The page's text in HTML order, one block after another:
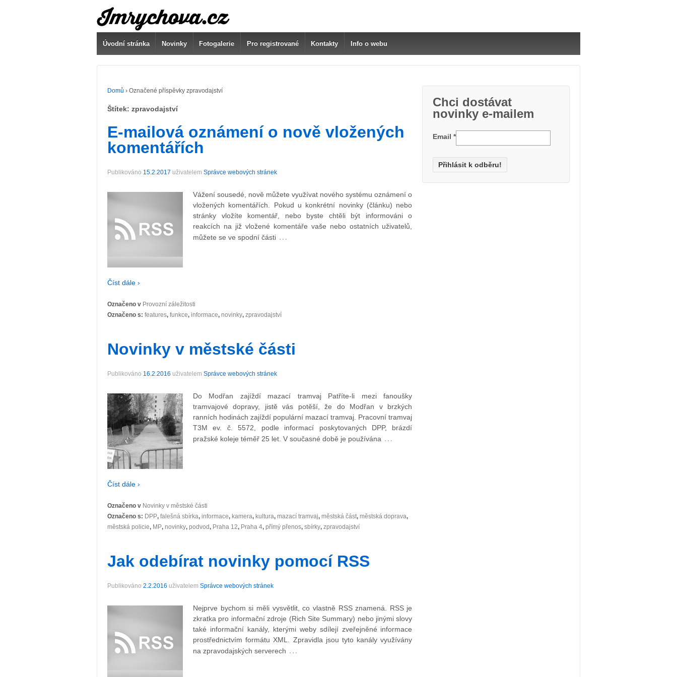
Úvodní stránka Novinky Fotogalerie Pro registrované Kontakty Info o webu
Domů › Označené příspěvky zpravodajství
Štítek: zpravodajství
E-mailová oznámení o nově vložených
komentářích
Publikováno 15.2.2017 uživatelem Správce webových stránek
Vážení sousedé, nově můžete využívat nového systému oznámení o
vložených komentářích. Pokud u konkrétní novinky (článku) nebo
stránky vložíte komentář, nebo byste chtěli být informováni o
reakcích na již vložené komentáře vaše nebo ostatních uživatelů,
můžete se ve spodní části …
Číst dále ›
Označeno v Provozní záležitosti
Označeno s: features, funkce, informace, novinky, zpravodajství
Novinky v městské části
Publikováno 16.2.2016 uživatelem Správce webových stránek
Do Modřan zajíždí mazací tramvaj Patříte-li mezi fanoušky
tramvajové dopravy, jistě vás potěší, že do Modřan v brzkých
ranních hodinách zajíždí populární mazací tramvaj. Pracovní tramvaj
T3M ev. č. 5572, podle informací poskytovaných DPP, brázdí
pražské koleje téměř 25 let. V současné době je používána …
Číst dále ›
Označeno v Novinky v městské části
Označeno s: DPP, falešná sbírka, informace, kamera, kultura, mazací tramvaj, městská část, městská doprava,
městská policie, MP, novinky, podvod, Praha 12, Praha 4, přímý přenos, sbírky, zpravodajství
Jak odebírat novinky pomocí RSS
Publikováno 2.2.2016 uživatelem Správce webových stránek
Nejprve bychom si měli vysvětlit, co vlastně RSS znamená. RSS je
zkratka pro informační zdroje (Rich Site Summary) nebo jinými slovy
také informační kanály, kterými weby sdílejí zveřejněné informace
prostřednictvím formátu XML. Zpravidla jsou tyto kanály využívány
na zpravodajských serverech …
Chci dostávat
novinky e-mailem
Email*